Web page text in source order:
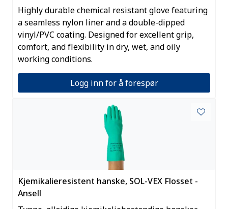
Highly durable chemical resistant glove featuring
a seamless nylon liner and a double-dipped
vinyl/PVC coating. Designed for excellent grip,
comfort, and flexibility in dry, wet, and oily
working conditions.
Logg inn for å forespør
Kjemikalieresistent hanske, SOL-VEX Flosset -
Ansell